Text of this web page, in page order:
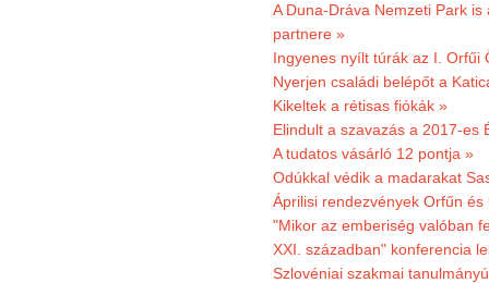
A Duna-Dráva Nemzeti Park
partnere »
Ingyenes nyílt túrák az I. Orfűi
Nyerjen családi belépőt a
Kikeltek a rétisas fiókák »
Elindult a szavazás a 2017-es
A tudatos vásárló 12 pontja »
Odúkkal védik a madarakat
Áprilisi rendezvények Orfűn és
"Mikor az emberiség valóban
XXI. században" konferencia
Szlovéniai szakmai